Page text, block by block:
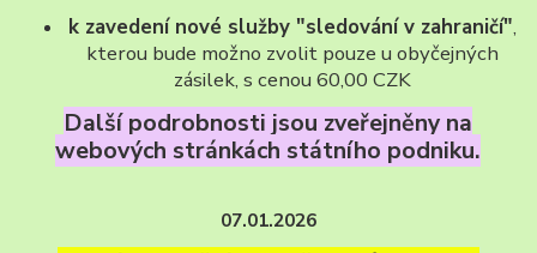
k zavedení nové služby "sledování v zahraničí",
kterou bude možno zvolit pouze u obyčejných
zásilek, s cenou 60,00 CZK
Další podrobnosti jsou zveřejněny na
webových stránkách státního podniku.
07.01.2026